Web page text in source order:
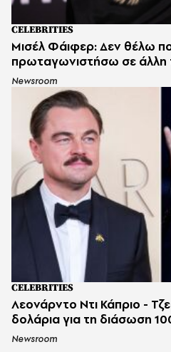
CELEBRITIES
Μισέλ Φάιφερ: Δεν θέλω
πρωταγωνιστήσω σε άλλη
Newsroom
CELEBRITIES
Λεονάρντο Ντι Κάπριο -
δολάρια για τη διάσωση
Newsroom